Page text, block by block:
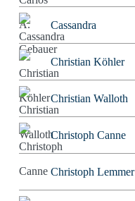
Cassandra
Christian Köhler
Christian Walloth
Christoph Canne
Christoph Lemmer